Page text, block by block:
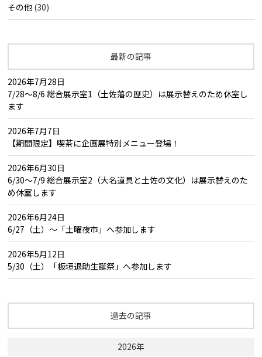
その他 (30)
最新の記事
2026年7月28日
7/28～8/6 総合展示室1（土佐藩の歴史）は展示替えのため休室し
ます
2026年7月7日
【期間限定】喫茶に企画展特別メニュー登場！
2026年6月30日
6/30～7/9 総合展示室2（大名道具と土佐の文化）は展示替えのた
め休室します
2026年6月24日
6/27（土）～「土曜夜市」へ参加します
2026年5月12日
5/30（土）「板垣退助生誕祭」へ参加します
過去の記事
2026年